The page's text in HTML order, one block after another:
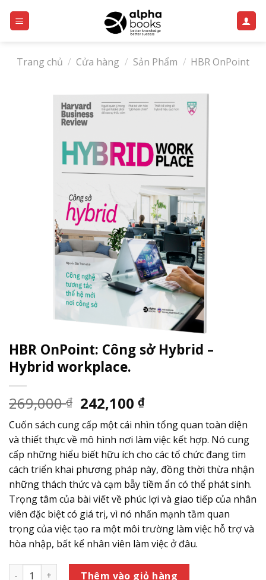
Trang chủ / Cửa hàng / Sản Phẩm / HBR OnPoint
HBR OnPoint: Công sở Hybrid –
Hybrid workplace.
269,000₫ 242,100₫
Cuốn sách cung cấp một cái nhìn tổng quan toàn diện
và thiết thực về mô hình nơi làm việc kết hợp. Nó cung
cấp những hiểu biết hữu ích cho các tổ chức đang tìm
cách triển khai phương pháp này, đồng thời thừa nhận
những thách thức và cạm bẫy tiềm ẩn có thể phát sinh.
Trọng tâm của bài viết về phúc lợi và giao tiếp của nhân
viên đặc biệt có giá trị, vì nó nhấn mạnh tầm quan
trọng của việc tạo ra một môi trường làm việc hỗ trợ và
hòa nhập, bất kể nhân viên làm việc ở đâu.
HBR OnPoint: Công sở Hybrid - Hybrid workplace. số lượng
Thêm vào giỏ hàng